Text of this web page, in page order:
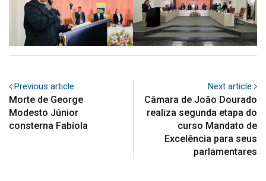
Previous article
Morte de George
Modesto Júnior
consterna Fabíola
Next article
Câmara de João Dourado
realiza segunda etapa do
curso Mandato de
Excelência para seus
parlamentares